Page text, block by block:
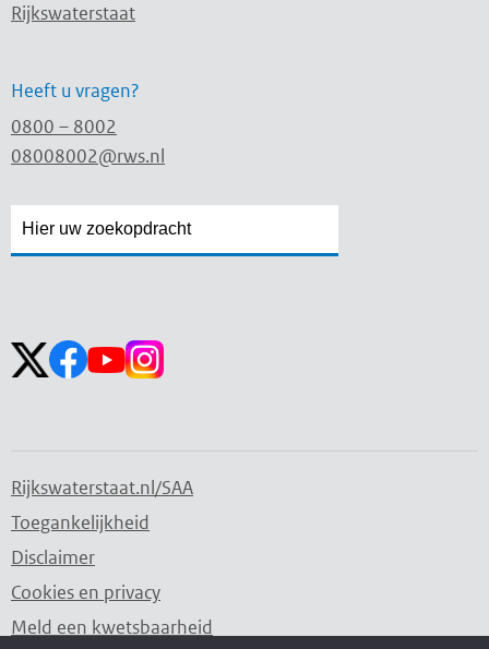
Rijkswaterstaat
Heeft u vragen?
0800 – 8002
08008002@rws.nl
Rijkswaterstaat.nl/SAA
Toegankelijkheid
Disclaimer
Cookies en privacy
Meld een kwetsbaarheid